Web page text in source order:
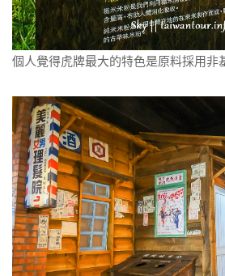
個人覺得虎牌最大的特色是原料採用非